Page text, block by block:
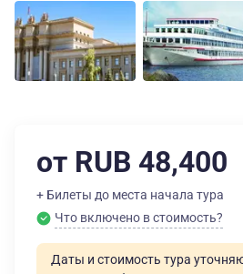
от RUB 48,400
+ Билеты до места начала тура
Что включено в стоимость?
Даты и стоимость тура